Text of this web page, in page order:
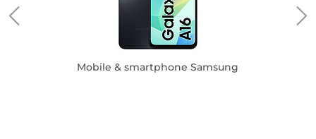
Mobile & smartphone Samsung